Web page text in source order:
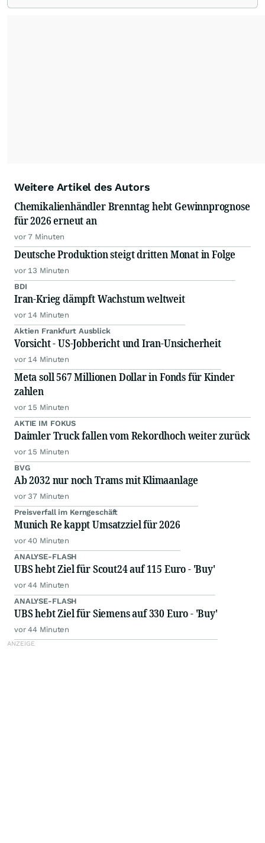
Weitere Artikel des Autors
Chemikalienhändler Brenntag hebt Gewinnprognose
für 2026 erneut an
vor 7 Minuten
Deutsche Produktion steigt dritten Monat in Folge
vor 13 Minuten
BDI
Iran-Krieg dämpft Wachstum weltweit
vor 14 Minuten
Aktien Frankfurt Ausblick
Vorsicht - US-Jobbericht und Iran-Unsicherheit
vor 14 Minuten
Meta soll 567 Millionen Dollar in Fonds für Kinder
zahlen
vor 15 Minuten
AKTIE IM FOKUS
Daimler Truck fallen vom Rekordhoch weiter zurück
vor 15 Minuten
BVG
Ab 2032 nur noch Trams mit Klimaanlage
vor 37 Minuten
Preisverfall im Kerngeschäft
Munich Re kappt Umsatzziel für 2026
vor 40 Minuten
ANALYSE-FLASH
UBS hebt Ziel für Scout24 auf 115 Euro - 'Buy'
vor 44 Minuten
ANALYSE-FLASH
UBS hebt Ziel für Siemens auf 330 Euro - 'Buy'
vor 44 Minuten